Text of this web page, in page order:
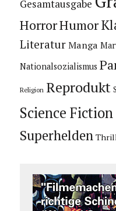
Gesamtausgabe
HorrorHumor
Literatur Manga
Nationalsozialismus
Religion Reprodukt
Science Fiction
Superhelden